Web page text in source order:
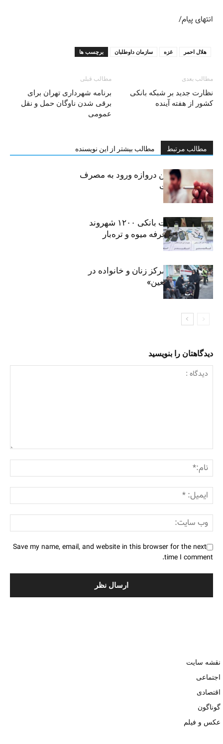
انتهای پیام/
برچسب ها سازمان داوطلبان غزه هلال احمر
مطالب قبلی
برنامه شهرداری تهران برای
برقی شدن ناوگان حمل و نقل
عمومی
مطالب بعدی
نظارت جدید بر شبکه بانکی
کشور از هفته آینده
مطالب مرتبط مطالب بیشتر از این نویسنده
سیگار، مهمترین دروازه ورود به مصرف
موادمخدر است
افشای اطلاعات بانکی ۱۲۰۰ شهروند
تهرانی در یک غرفه میوه و تره‌بار
روایت حضور مرکز زنان و خانواده در
«جاماندگان اربعین»
دیدگاهتان را بنویسید
Save my name, email, and website in this browser for the next
time I comment.
نقشه سایت
اجتماعی
اقتصادی
گوناگون
عکس و فیلم